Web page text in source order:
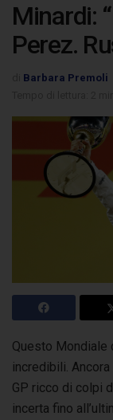
Minardi:
Perez.
Barbara Premoli
Questo Mondiale
incredibili.
GP ricco di colpi
incerta fino